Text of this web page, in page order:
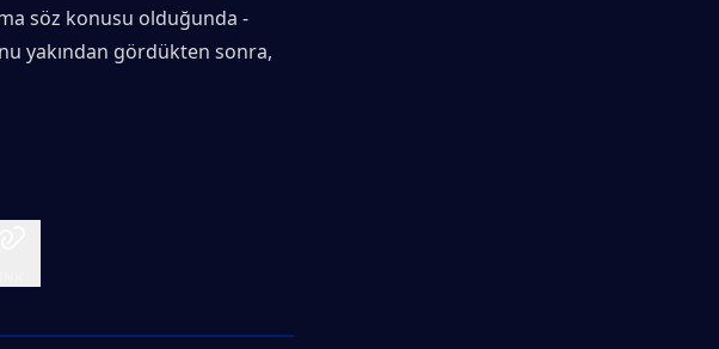
söz konusu olduğunda -
yakından gördükten sonra,